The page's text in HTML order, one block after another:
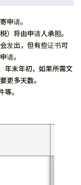
申请。
）将由申请人承担。
发出，但有些证书可
请。
年末年初，如果所需文
更多天数。
。